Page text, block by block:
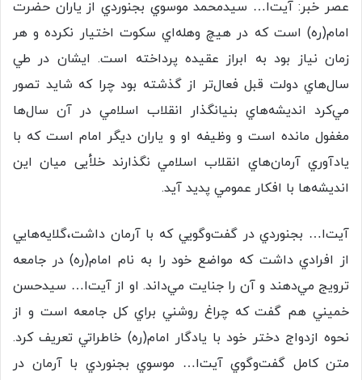
عصر خبر: آيت‌ا… سيدمحمد موسوي بجنوردي از ياران حضرت
امام(ره) است كه در هيچ وهله‌اي سكوت اختيار نكرده و هر
زمان نياز بود به ابراز عقيده پرداخته است. ايشان در طي
سال‌هاي دولت قبل فعال‌تر از گذشته بود چرا كه شايد تصور
مي‌كرد انديشه‌هاي بنيانگذار انقلاب اسلامي در آن سال‌ها
مغفول مانده است و وظيفه او و ياران ديگر امام است كه با
يادآوري آرمان‌هاي انقلاب اسلامي نگذارند خلأیی ميان اين
انديشه‌ها با افكار عمومي پديد‌ آيد.
آيت‌ا… بجنوردي در گفت‌وگويي كه با آرمان داشت،گلايه‌هايي
از افرادي داشت كه مواضع خود را به نام امام(ره) در جامعه
ترويج مي‌دهند و آن را جنايت مي‌داند. او از آيت‌ا… سيدحسن
خميني هم گفت كه چراغ روشني براي كل جامعه است و از
نحوه ازدواج دختر خود با يادگار امام(ره) خاطراتي تعريف كرد.
متن كامل گفت‌وگوي آيت‌ا… موسوي بجنوردي با آرمان در